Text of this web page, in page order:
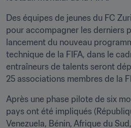
Des équipes de jeunes du FC
pour accompagner les derniers
lancement du nouveau
technique de la FIFA, dans le
entraîneurs de talents seront
25 associations membres de la
Après une phase pilote de six
pays ont été impliqués
Venezuela, Bénin, Afrique du